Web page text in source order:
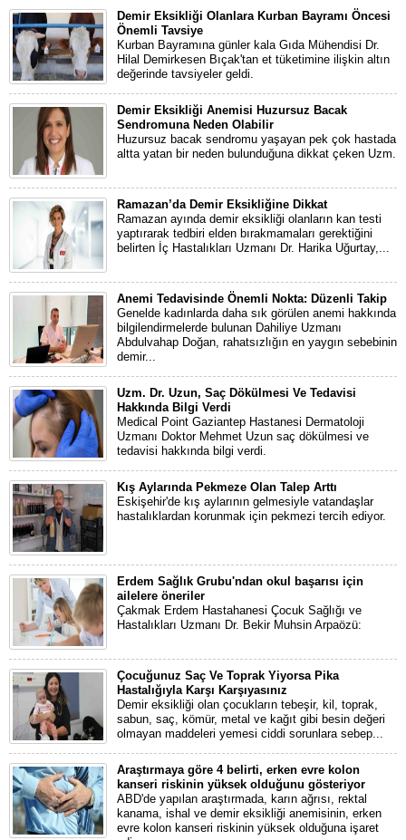
Demir Eksikliği Olanlara Kurban Bayramı Öncesi
Önemli Tavsiye
Kurban Bayramına günler kala Gıda Mühendisi Dr.
Hilal Demirkesen Bıçak'tan et tüketimine ilişkin altın
değerinde tavsiyeler geldi.
Demir Eksikliği Anemisi Huzursuz Bacak
Sendromuna Neden Olabilir
Huzursuz bacak sendromu yaşayan pek çok hastada
altta yatan bir neden bulunduğuna dikkat çeken Uzm.
Ramazan’da Demir Eksikliğine Dikkat
Ramazan ayında demir eksikliği olanların kan testi
yaptırarak tedbiri elden bırakmamaları gerektiğini
belirten İç Hastalıkları Uzmanı Dr. Harika Uğurtay,...
Anemi Tedavisinde Önemli Nokta: Düzenli Takip
Genelde kadınlarda daha sık görülen anemi hakkında
bilgilendirmelerde bulunan Dahiliye Uzmanı
Abdulvahap Doğan, rahatsızlığın en yaygın sebebinin
demir...
Uzm. Dr. Uzun, Saç Dökülmesi Ve Tedavisi
Hakkında Bilgi Verdi
Medical Point Gaziantep Hastanesi Dermatoloji
Uzmanı Doktor Mehmet Uzun saç dökülmesi ve
tedavisi hakkında bilgi verdi.
Kış Aylarında Pekmeze Olan Talep Arttı
Eskişehir'de kış aylarının gelmesiyle vatandaşlar
hastalıklardan korunmak için pekmezi tercih ediyor.
Erdem Sağlık Grubu'ndan okul başarısı için
ailelere öneriler
Çakmak Erdem Hastahanesi Çocuk Sağlığı ve
Hastalıkları Uzmanı Dr. Bekir Muhsin Arpaözü:
Çocuğunuz Saç Ve Toprak Yiyorsa Pika
Hastalığıyla Karşı Karşıyasınız
Demir eksikliği olan çocukların tebeşir, kil, toprak,
sabun, saç, kömür, metal ve kağıt gibi besin değeri
olmayan maddeleri yemesi ciddi sorunlara sebep...
Araştırmaya göre 4 belirti, erken evre kolon
kanseri riskinin yüksek olduğunu gösteriyor
ABD'de yapılan araştırmada, karın ağrısı, rektal
kanama, ishal ve demir eksikliği anemisinin, erken
evre kolon kanseri riskinin yüksek olduğuna işaret